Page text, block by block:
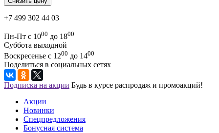
+7 499 302 44 03
Пн-Пт с 1000 до 1800
Суббота выходной
Воскресенье с 1200 до 1400
Поделиться в социальных сетях
Подписка на акции Будь в курсе распродаж и промоакций!
Акции
Новинки
Спецпредложения
Бонусная система